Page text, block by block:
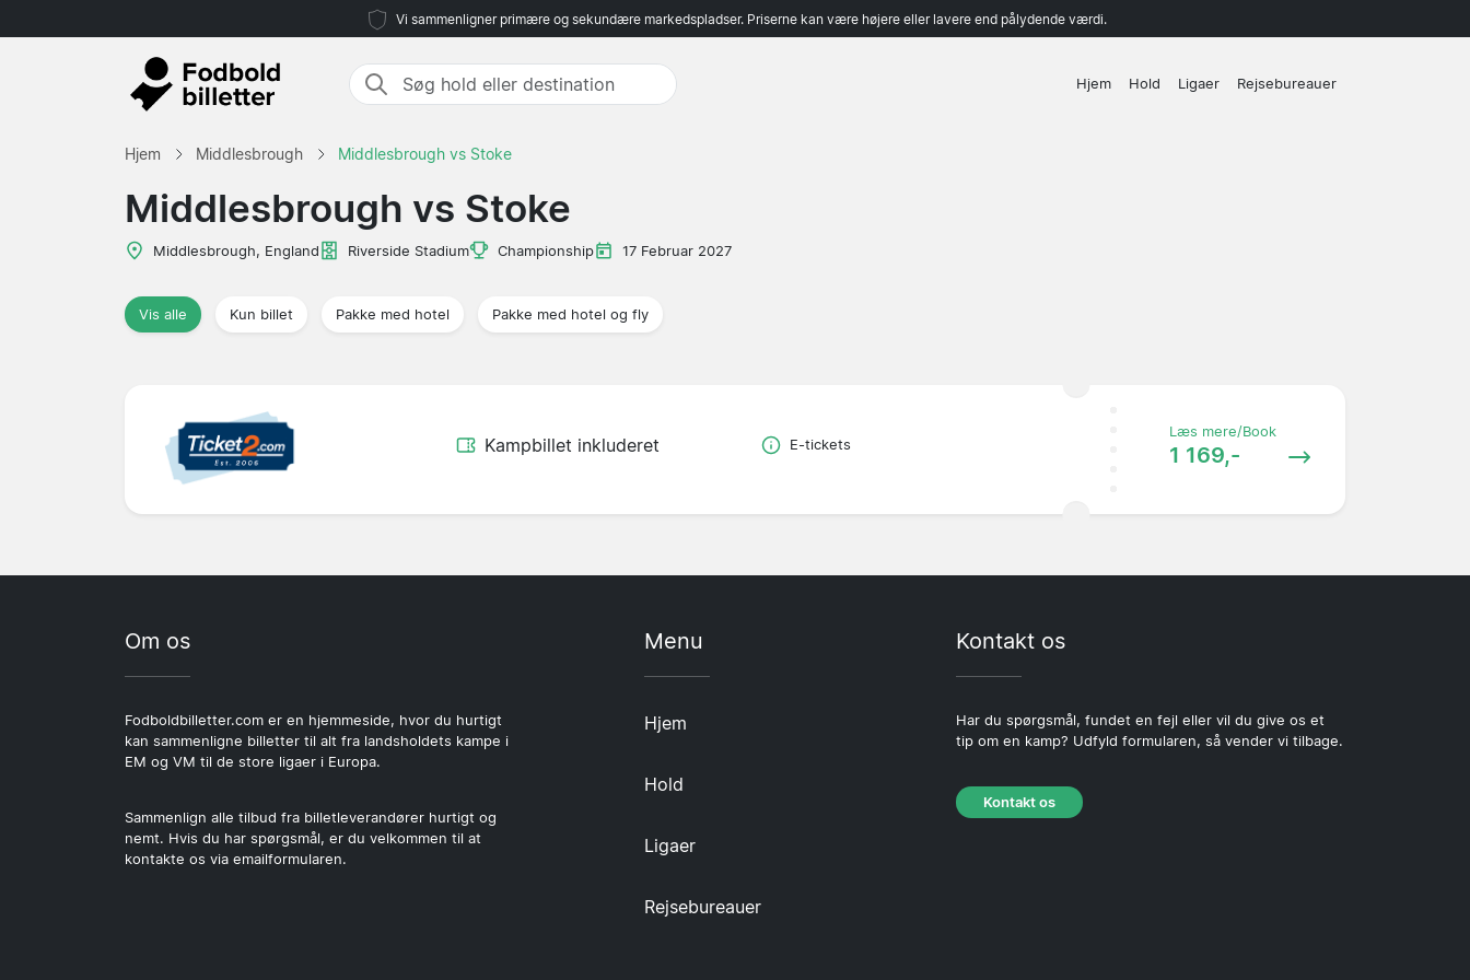
Vi sammenligner primære og sekundære markedspladser. Priserne kan være højere eller lavere end pålydende værdi.
Hjem Hold Ligaer Rejsebureauer
Hjem Middlesbrough Middlesbrough vs Stoke
Middlesbrough vs Stoke
Middlesbrough, England Riverside Stadium Championship 17 Februar 2027
Vis alle Kun billet Pakke med hotel Pakke med hotel og fly
Kampbillet inkluderet E-tickets
Læs mere/Book
1 169,-
Om os
Fodboldbilletter.com er en hjemmeside, hvor du hurtigt
kan sammenligne billetter til alt fra landsholdets kampe i
EM og VM til de store ligaer i Europa.
Sammenlign alle tilbud fra billetleverandører hurtigt og
nemt. Hvis du har spørgsmål, er du velkommen til at
kontakte os via emailformularen.
Menu
Hjem
Hold
Ligaer
Rejsebureauer
Kontakt os
Har du spørgsmål, fundet en fejl eller vil du give os et
tip om en kamp? Udfyld formularen, så vender vi tilbage.
Kontakt os